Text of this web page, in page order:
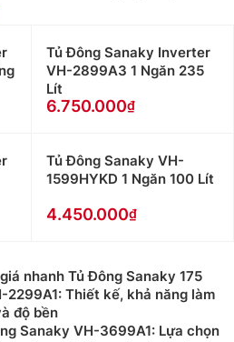
Tủ Đông Sanaky Inverter
VH-2899A3 1 Ngăn 235
Lít
6.750.000
Tủ Đông Sanaky VH-
1599HYKD 1 Ngăn 100 Lít
4.450.000
nhanh Tủ Đông Sanaky 175
2299A1: Thiết kế, khả năng làm
độ bền
Sanaky VH-3699A1: Lựa chọn